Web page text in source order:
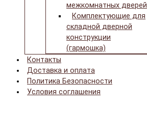
межкомнатных дверей
Комплектующие для
складной дверной
конструкции
(гармошка)
Контакты
Доставка и оплата
Политика Безопасности
Условия соглашения